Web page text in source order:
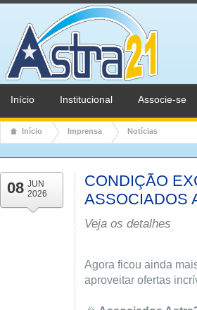
Início Institucional Associe-se
Início Imprensa Notícias
08 JUN
2026
CONDIÇÃO
ASSOCIADOS
Veja os detalhes
Agora ficou ainda
aproveitar ofertas